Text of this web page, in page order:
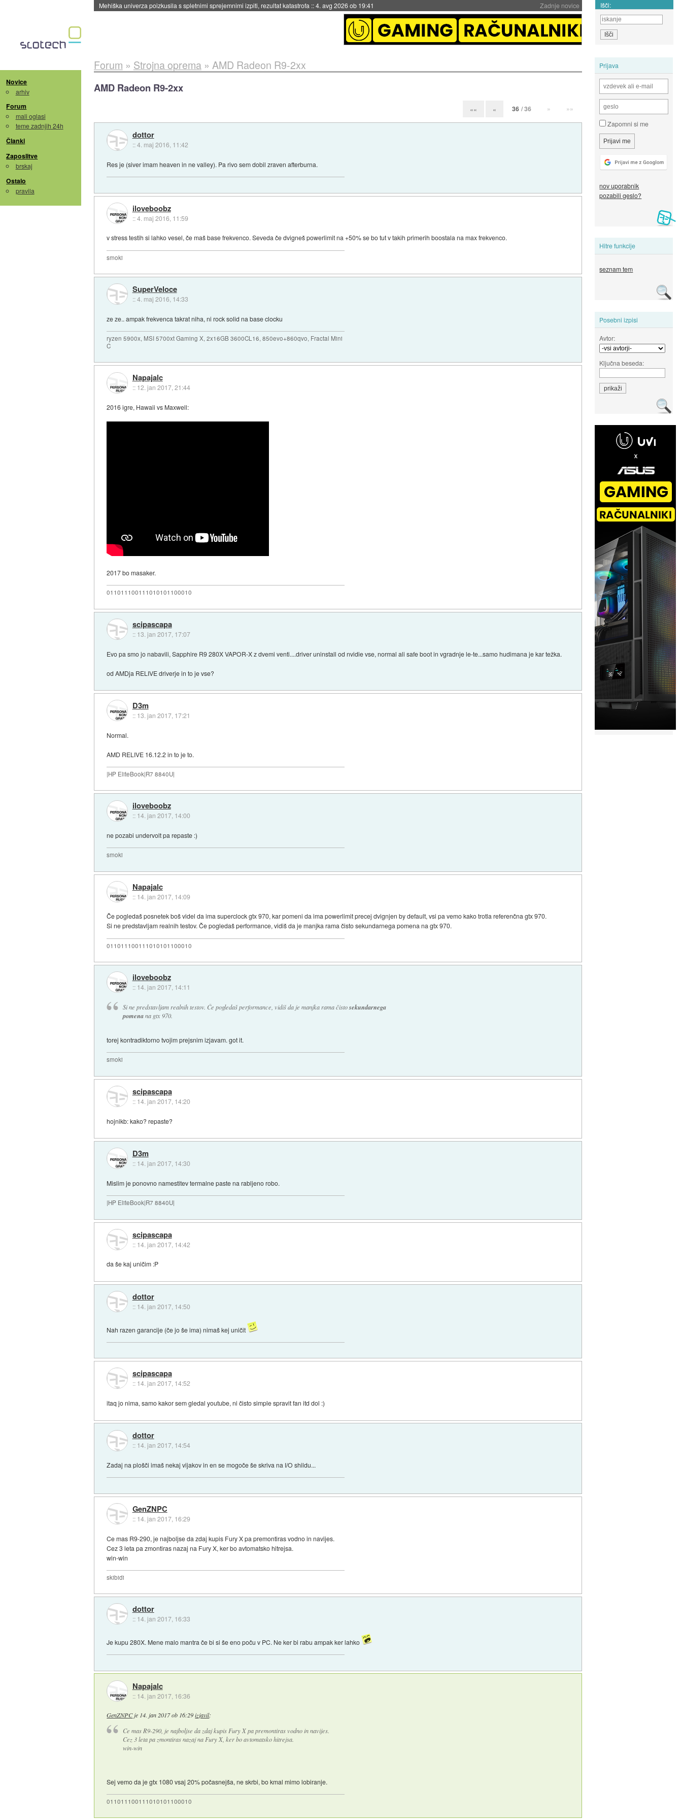
Zadnje novice
Evropska vesoljska agencija razvija svojo raketo za večkratno uporabo::4. avg 2026 ob 19:41 Išči:
Novice
arhiv
Forum
mali oglasi
teme zadnjih 24h
Članki
Zaposlitve
brskaj
Ostalo
pravila
Prijava
Zapomni si me
nov uporabnik
pozabili geslo?
Hitre funkcije
seznam tem
Posebni izpisi
Avtor:
Ključna beseda:
Forum » Strojna oprema» AMD Radeon R9-2xx
AMD Radeon R9-2xx
«« « 36 / 36 » »»
dottor
::4. maj 2016, 11:42
Res je (siver imam heaven in ne valley). Pa rivo sem dobil zraven afterburna.
iloveboobz
::4. maj 2016, 11:59
v stress testih si lahko vesel, če maš base frekvenco. Seveda če dvigneš powerlimit na +50% se bo tut v takih primerih boostala na max frekvenco.
smoki
SuperVeloce
::4. maj 2016, 14:33
ze ze.. ampak frekvenca takrat niha, ni rock solid na base clocku
ryzen 5900x, MSI 5700xt Gaming X, 2x16GB 3600CL16, 850evo+860qvo, Fractal Mini
C
Napajalc
:: 12. jan 2017, 21:44
2016 igre, Hawaii vs Maxwell:
2017 bo masaker.
011011100111010101100010
scipascapa
:: 13. jan 2017, 17:07
Evo pa smo jo nabavili, Sapphire R9 280X VAPOR-X z dvemi venti....driver uninstall od nvidie vse, normal ali safe boot in vgradnje le-te...samo hudimana je kar težka.
od AMDja RELIVE driverje in to je vse?
D3m
:: 13. jan 2017, 17:21
Normal.
AMD RELIVE 16.12.2 in to je to.
|HP EliteBook|R7 8840U|
iloveboobz
:: 14. jan 2017, 14:00
ne pozabi undervolt pa repaste :)
smoki
Napajalc
:: 14. jan 2017, 14:09
Če pogledaš posnetek boš videl da ima superclock gtx 970, kar pomeni da ima powerlimit precej dvignjen by default, vsi pa vemo kako trotla referenčna gtx 970.
Si ne predstavljam realnih testov. Če pogledaš performance, vidiš da je manjka rama čisto sekundarnega pomena na gtx 970.
011011100111010101100010
iloveboobz
:: 14. jan 2017, 14:11
Si ne predstavljam realnih testov. Če pogledaš performance, vidiš da je manjka rama čistosekundarnega
pomenana gtx 970.
torej kontradiktorno tvojim prejsnim izjavam. got it.
smoki
scipascapa
:: 14. jan 2017, 14:20
hojnikb: kako? repaste?
D3m
:: 14. jan 2017, 14:30
Mislim je ponovno namestitev termalne paste na rabljeno robo.
|HP EliteBook|R7 8840U|
scipascapa
:: 14. jan 2017, 14:42
da še kaj uničim :P
dottor
:: 14. jan 2017, 14:50
Nah razen garancije (če jo še ima) nimaš kej uničit
scipascapa
:: 14. jan 2017, 14:52
itaq jo nima, samo kakor sem gledal youtube, ni čisto simple spravit fan itd dol :)
dottor
:: 14. jan 2017, 14:54
Zadaj na plošči imaš nekaj vijakov in en se mogoče še skriva na I/O shildu...
GenZNPC
:: 14. jan 2017, 16:29
Ce mas R9-290, je najboljse da zdaj kupis Fury X pa premontiras vodno in navijes.
Cez 3 leta pa zmontiras nazaj na Fury X, ker bo avtomatsko hitrejsa.
win-win
skibidi
dottor
:: 14. jan 2017, 16:33
Je kupu 280X. Mene malo mantra če bi si še eno poču v PC. Ne ker bi rabu ampak ker lahko
Napajalc
:: 14. jan 2017, 16:36
GenZNPCje 14. jan 2017 ob 16:29 izjavil:
Ce mas R9-290, je najboljse da zdaj kupis Fury X pa premontiras vodno in navijes.
Cez 3 leta pa zmontiras nazaj na Fury X, ker bo avtomatsko hitrejsa.
win-win
Sej vemo da je gtx 1080 vsaj 20% počasnejša, ne skrbi, bo kmal mimo lobiranje.
011011100111010101100010